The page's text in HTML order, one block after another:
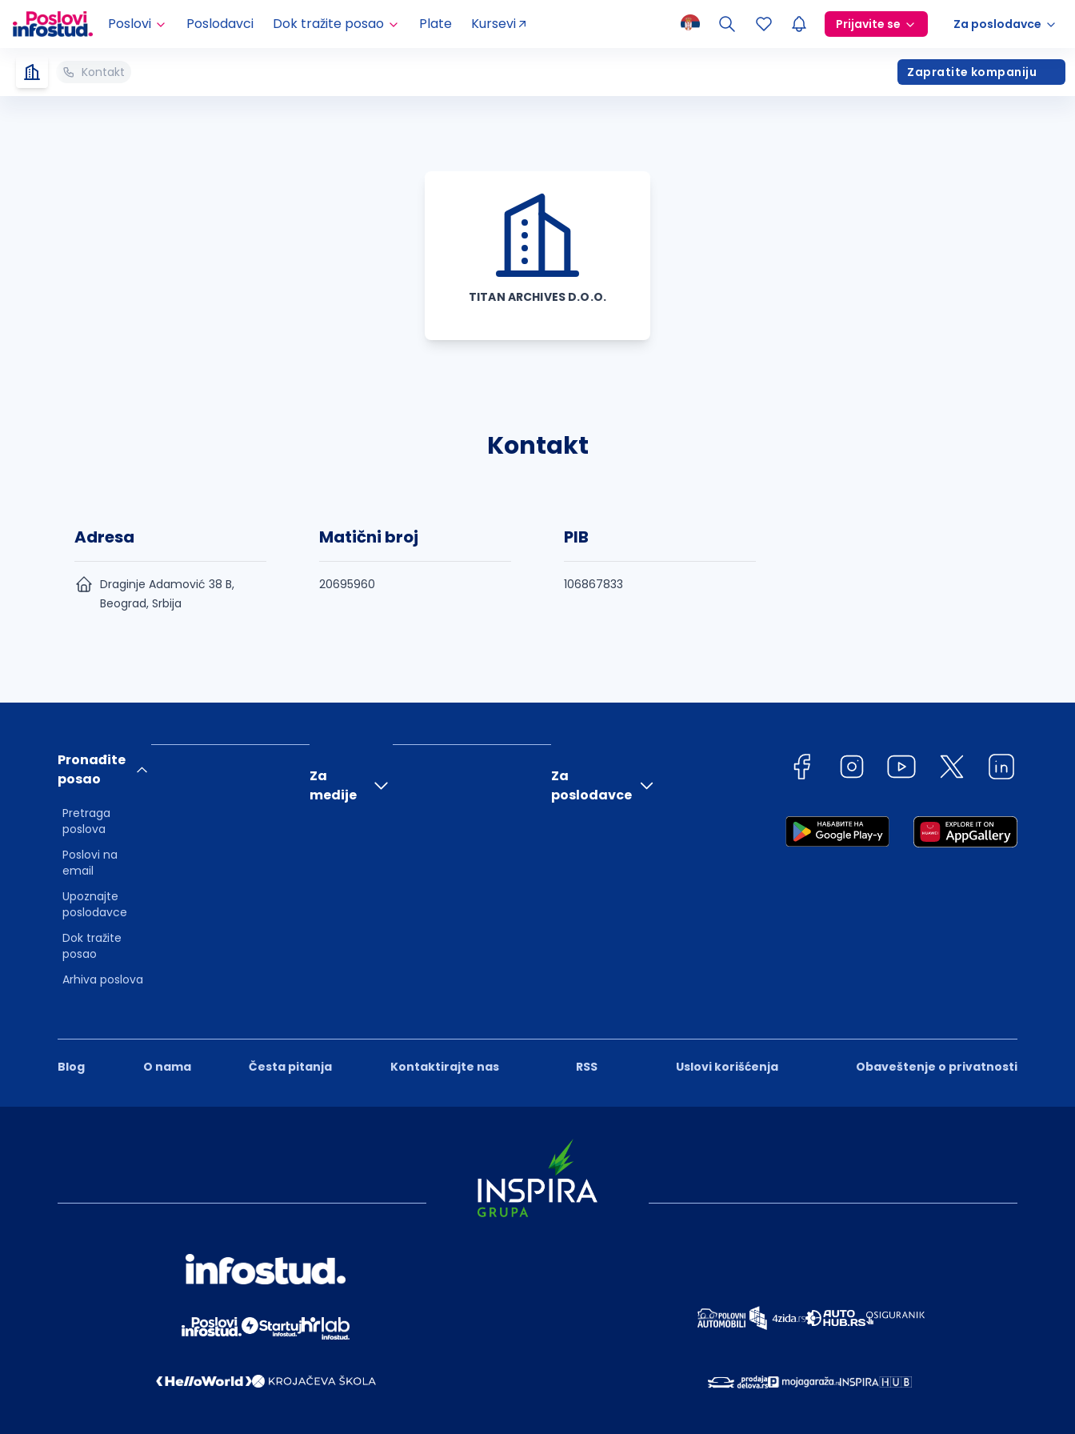
Poslovi Poslodavci Dok tražite posao Plate Kursevi Prijavite se Za poslodavce
Kontakt Zapratite kompaniju
TITAN ARCHIVES D.O.O.
Kontakt
Adresa
Draginje Adamović 38 B,
Beograd, Srbija
Matični broj
20695960
PIB
106867833
Blog O nama Česta pitanja Kontaktirajte nas RSS Uslovi korišćenja Obaveštenje o privatnosti
Pronađite
posao
Pretraga
poslova
Poslovi na
email
Upoznajte
poslodavce
Dok tražite
posao
Arhiva poslova
Za
medije
Za
poslodavce